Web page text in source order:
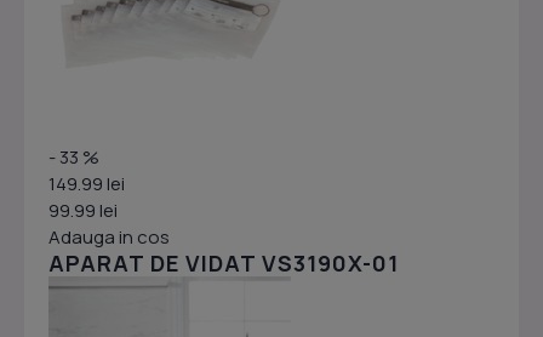
- 33 %
149.99 lei
99.99 lei
Adauga in cos
APARAT DE VIDAT VS3190X-01